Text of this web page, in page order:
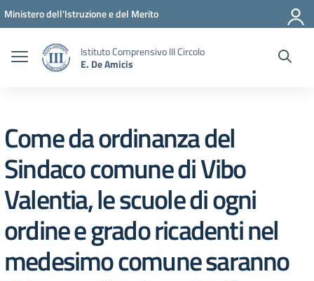
Vai ai contenuti
Vai al menu di navigazione
Vai al footer
Ministero dell'Istruzione e del Merito
Istituto Comprensivo III Circolo
E. De Amicis
Come da ordinanza del
Sindaco comune di Vibo
Valentia, le scuole di ogni
ordine e grado ricadenti nel
medesimo comune saranno